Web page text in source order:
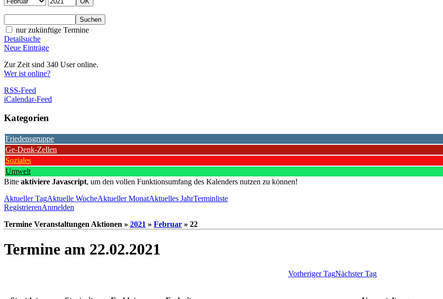
nur zukünftige Termine
Detailsuche
Neue Einträge
Zur Zeit sind 340 User online.
Wer ist online?
RSS-Feed
iCalendar-Feed
Kategorien
Friedensgruppe
Ge-Denk-Zellen
Soziales
Umwelt
Bitte aktiviere Javascript, um den vollen Funktionsumfang des Kalenders nutzen zu können!
Aktueller TagAktuelle WocheAktueller MonatAktuelles JahrTerminliste
RegistrierenAnmelden
Termine Veranstaltungen Aktionen » 2021 » Februar » 22
Termine am 22.02.2021
Vorheriger TagNächster Tag